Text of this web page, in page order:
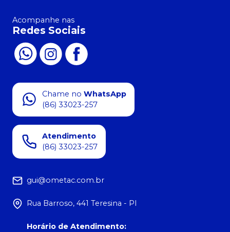
Acompanhe nas
Redes Sociais
Chame no WhatsApp
(86) 33023-257
Atendimento
(86) 33023-257
gui@ometac.com.br
Rua Barroso, 441 Teresina - PI
Horário de Atendimento: